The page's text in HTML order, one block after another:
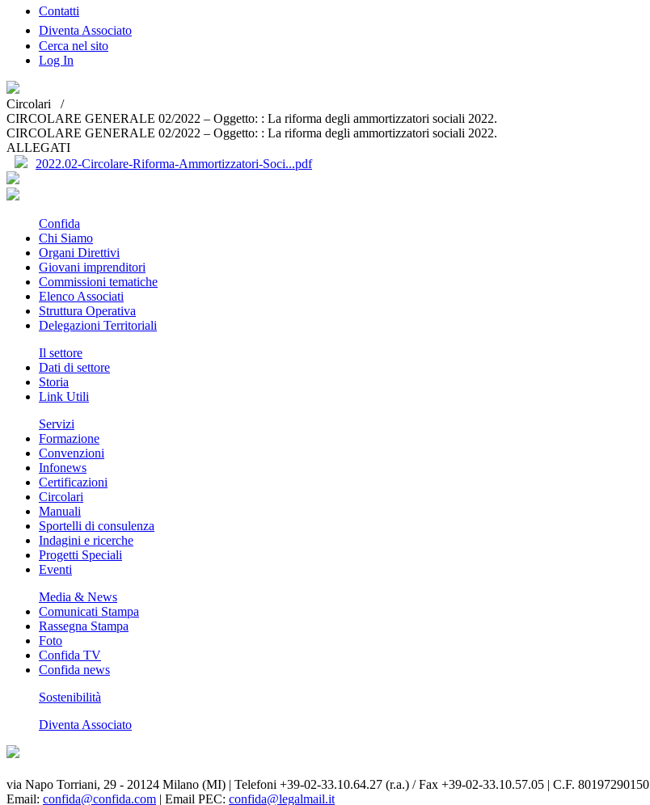
Contatti
Diventa Associato
Cerca nel sito
Log In
Circolari /
CIRCOLARE GENERALE 02/2022 – Oggetto: : La riforma degli ammortizzatori sociali 2022.
CIRCOLARE GENERALE 02/2022 – Oggetto: : La riforma degli ammortizzatori sociali 2022.
ALLEGATI
2022.02-Circolare-Riforma-Ammortizzatori-Soci...pdf
Confida
Chi Siamo
Organi Direttivi
Giovani imprenditori
Commissioni tematiche
Elenco Associati
Struttura Operativa
Delegazioni Territoriali
Il settore
Dati di settore
Storia
Link Utili
Servizi
Formazione
Convenzioni
Infonews
Certificazioni
Circolari
Manuali
Sportelli di consulenza
Indagini e ricerche
Progetti Speciali
Eventi
Media & News
Comunicati Stampa
Rassegna Stampa
Foto
Confida TV
Confida news
Sostenibilità
Diventa Associato
via Napo Torriani, 29 - 20124 Milano (MI) | Telefoni +39-02-33.10.64.27 (r.a.) / Fax +39-02-33.10.57.05 | C.F. 80197290150
Email: confida@confida.com | Email PEC: confida@legalmail.it